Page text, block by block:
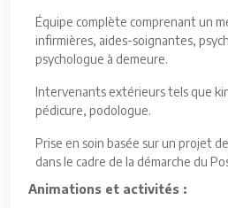
Équipe complète comprenant un
infirmières, aides-soignantes,
psychologue à demeure.
Intervenants extérieurs tels que
pédicure, podologue.
Prise en soin basée sur un projet
dans le cadre de la démarche du
Animations et activités :